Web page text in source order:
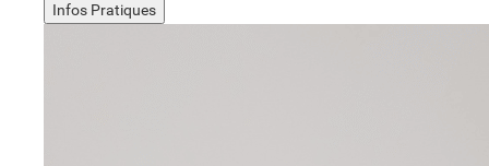
Infos Pratiques